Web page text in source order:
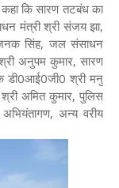
कि सारण तटबंध का
मंत्री श्री संजय झा,
जनक सिंह, जल संसाधन
अनुपम कुमार, सारण
डी0आई0जी0 श्री मनु
श्री अमित कुमार, पुलिस
अन्य वरीय